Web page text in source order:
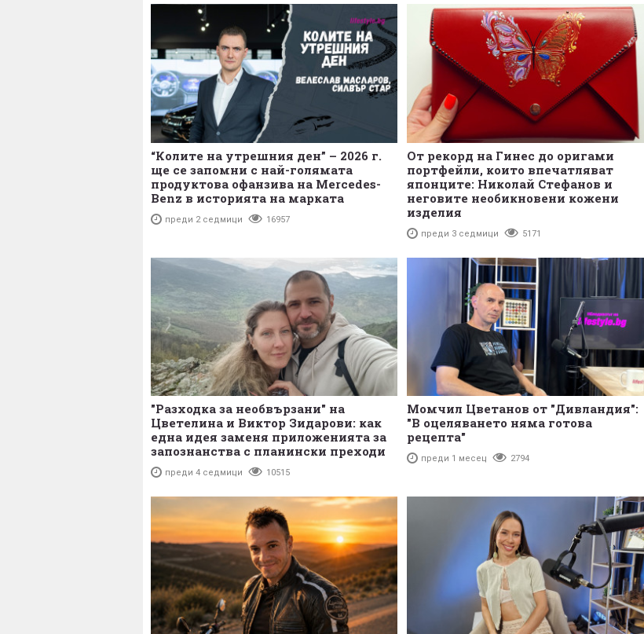
“Колите на утрешния ден” – 2026 г.
ще се запомни с най-голямата
продуктова офанзива на Mercedes-
Benz в историята на марката
преди 2 седмици 16957
От рекорд на Гинес до оригами
портфейли, които впечатляват
японците: Николай Стефанов и
неговите необикновени кожени
изделия
преди 3 седмици 5171
"Разходка за необвързани" на
Цветелина и Виктор Зидарови: как
една идея заменя приложенията за
запознанства с планински преходи
преди 4 седмици 10515
Момчил Цветанов от "Дивландия":
"В оцеляването няма готова
рецепта"
преди 1 месец 2794